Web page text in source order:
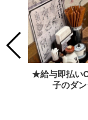
★給与即払い
子のダ